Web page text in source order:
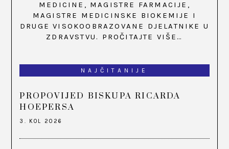
MEDICINE, MAGISTRE FARMACIJE,
MAGISTRE MEDICINSKE BIOKEMIJE I
DRUGE VISOKOOBRAZOVANE DJELATNIKE U
ZDRAVSTVU. PROČITAJTE VIŠE…
NAJČITANIJE
PROPOVIJED BISKUPA RICARDA
HOEPERSA
3. KOL 2026